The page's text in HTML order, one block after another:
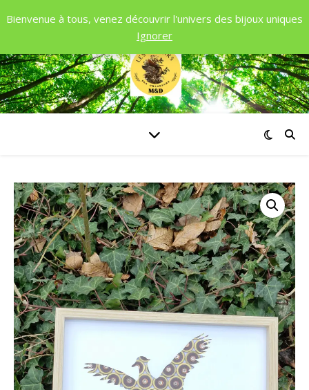
Bienvenue à tous, venez découvrir l'univers des bijoux uniques
Ignorer